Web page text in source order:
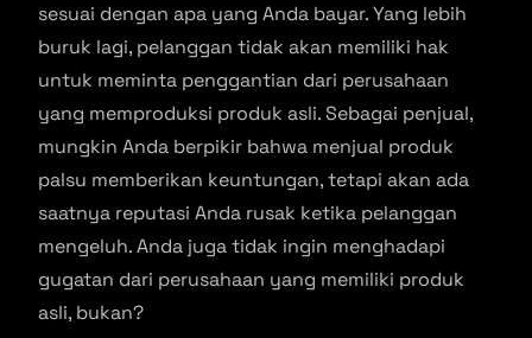
sesuai dengan apa yang Anda bayar. Yang lebih
buruk lagi, pelanggan tidak akan memiliki hak
untuk meminta penggantian dari perusahaan
yang memproduksi produk asli. Sebagai penjual,
mungkin Anda berpikir bahwa menjual produk
palsu memberikan keuntungan, tetapi akan ada
saatnya reputasi Anda rusak ketika pelanggan
mengeluh. Anda juga tidak ingin menghadapi
gugatan dari perusahaan yang memiliki produk
asli, bukan?